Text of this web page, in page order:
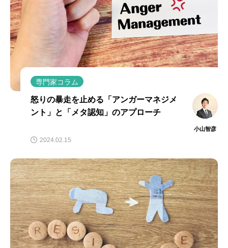
専門家コラム
怒りの暴走を止める「アンガーマネジメ
ント」と「メタ認知」のアプローチ
小山智彦
2024.02.15